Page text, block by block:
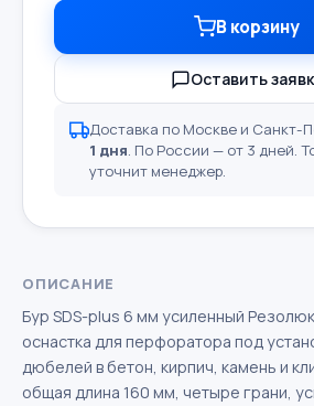
В корзину
Оставить
Доставка по Москве и Санкт-
1 дня. По России — от 3 дней.
уточнит менеджер.
ОПИСАНИЕ
Бур SDS-plus 6 мм усиленный
оснастка для перфоратора под
дюбелей в бетон, кирпич, камень и
общая длина 160 мм, четыре грани,